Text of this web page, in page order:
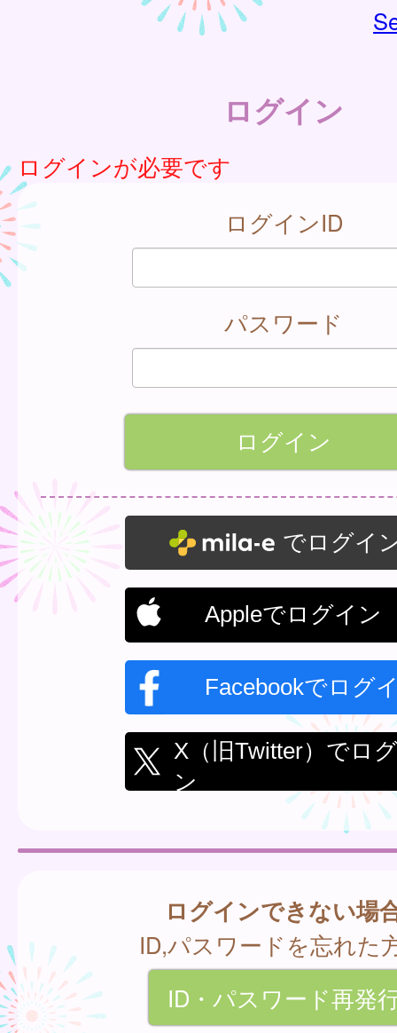
ログイン
ログインが必要です
ログインID
パスワード
でログイ
Appleでログイン
Facebookでログ
X（旧Twitter）でロ
ン
ログインできない場
ID,パスワードを忘れた
ID・パスワード再発